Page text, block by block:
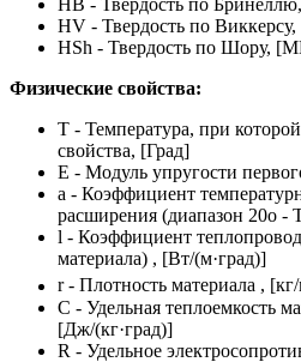
HB - Твердость по
HV - Твердость по
HSh - Твердость по Шору,
Физические свойства:
T - Температура, при
свойства, [Град]
E - Модуль упругости
a - Коэффициент
расширения (диапазон 20o -
l - Коэффициент
материала) , [Вт/(м·град)]
r - Плотность материала ,
C - Удельная теплоемкость
[Дж/(кг·град)]
R - Удельное